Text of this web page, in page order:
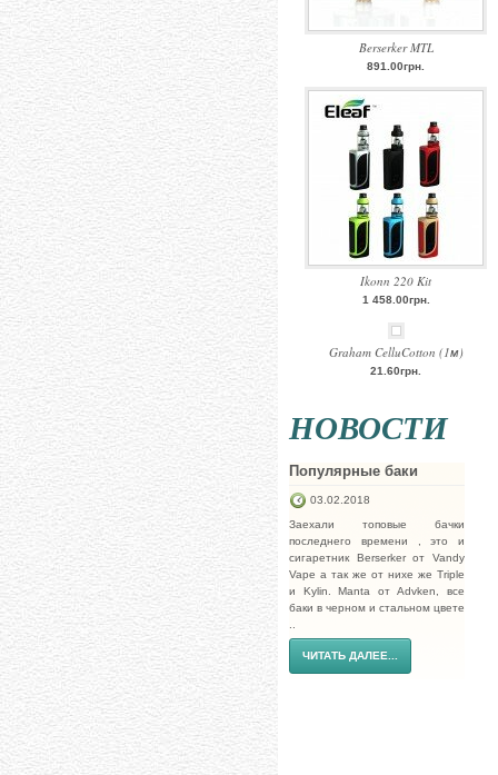
Berserker MTL
891.00грн.
Ikonn 220 Kit
1 458.00грн.
Graham CelluCotton (1м)
21.60грн.
НОВОСТИ
Популярные баки
03.02.2018
Заехали топовые бачки
последнего времени , это и
сигаретник Berserker от Vandy
Vape а так же от нихе же Triple
и Kylin. Manta от Advken, все
баки в черном и стальном цвете
ЧИТАТЬ ДАЛЕЕ...